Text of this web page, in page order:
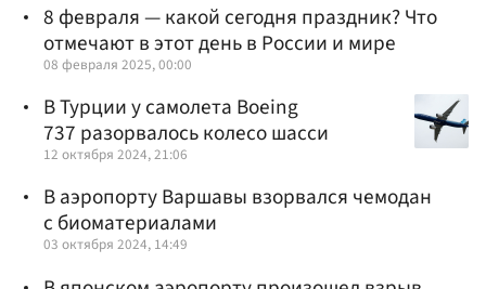
8 февраля — какой сегодня праздник? Что
отмечают в этот день в России и мире
08 февраля 2025, 00:00
В Турции у самолета Boeing
737 разорвалось колесо шасси
12 октября 2024, 21:06
В аэропорту Варшавы взорвался чемодан
с биоматериалами
03 октября 2024, 14:49